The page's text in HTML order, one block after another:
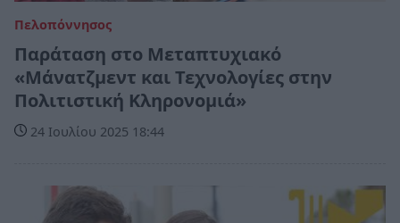
Πελοπόννησος
Παράταση στο Μεταπτυχιακό
«Μάνατζμεντ και Τεχνολογίες στην
Πολιτιστική Κληρονομιά»
24 Ιουλίου 2025 18:44